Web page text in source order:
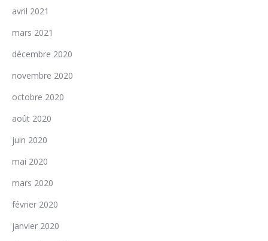
avril 2021
mars 2021
décembre 2020
novembre 2020
octobre 2020
août 2020
juin 2020
mai 2020
mars 2020
février 2020
janvier 2020